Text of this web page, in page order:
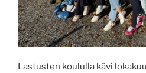
Lastusten koululla kävi